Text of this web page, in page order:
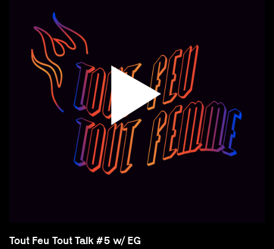
Tout Feu Tout Talk #5 w/ EG